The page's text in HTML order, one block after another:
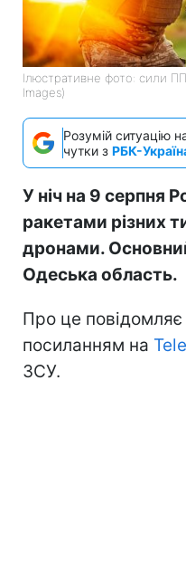
Ілюстративне фото: сили
Images)
Розумій ситуацію
чутки з РБК-
У ніч на 9 серпня
ракетами різних
дронами.
Одеська область.
Про це повідомляє
посиланням на
ЗСУ.